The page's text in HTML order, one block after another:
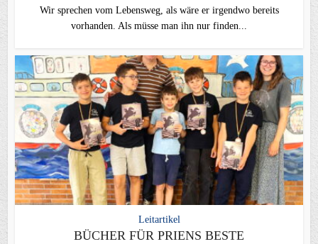
Wir sprechen vom Lebensweg, als wäre er irgendwo bereits
vorhanden. Als müsse man ihn nur finden...
Leitartikel
BÜCHER FÜR PRIENS BESTE